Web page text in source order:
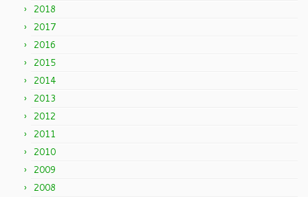
2018
2017
2016
2015
2014
2013
2012
2011
2010
2009
2008